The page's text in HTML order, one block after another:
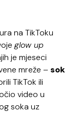
na TikToku
glow up
je mjeseci
mreže –sok
TikTok ili
video u
soka uz